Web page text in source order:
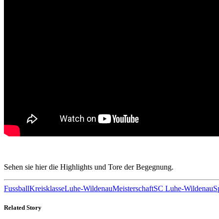
Sehen sie hier die Highlights und Tore der Begegnung.
FussballKreisklasseLuhe-WildenauMeisterschaftSC Luhe-Wildenau
Related Story